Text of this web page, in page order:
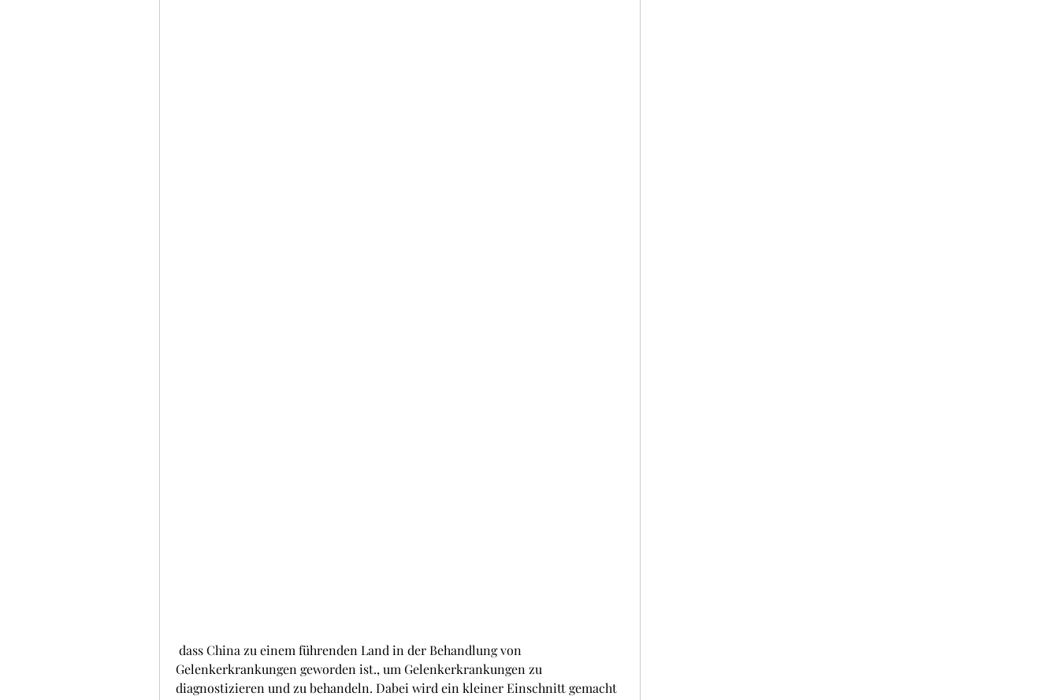
Gelenkerkrankungen geworden ist., um Gelenkerkrankungen zu
diagnostizieren und zu behandeln. Dabei wird ein kleiner Einschnitt gemacht